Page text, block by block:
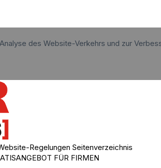
des Website-Verkehrs und zur
Regelungen Seitenverzeichnis
FÜR FIRMEN